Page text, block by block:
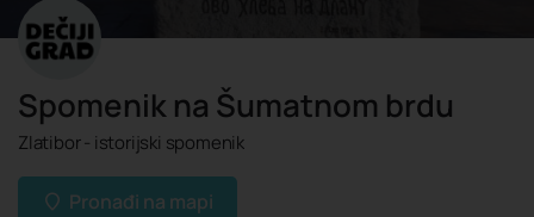
Spomenik na Šumatnom brdu
Zlatibor - istorijski spomenik
Pronađi na mapi